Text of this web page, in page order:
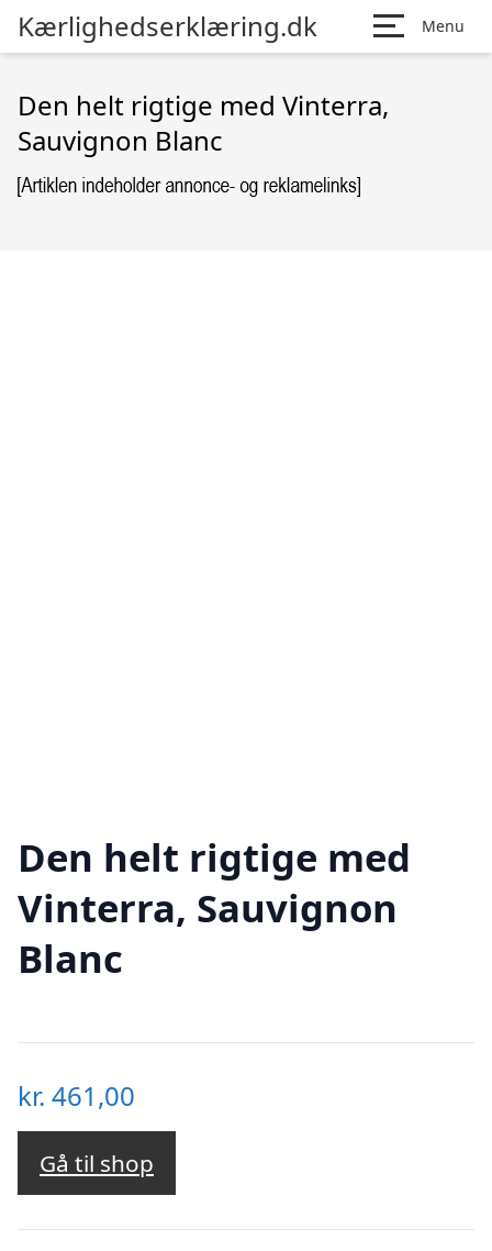
Kærlighedserklæring.dk Menu
Den helt rigtige med Vinterra,
Sauvignon Blanc
Den helt rigtige med
Vinterra, Sauvignon
Blanc
kr. 461,00
Gå til shop